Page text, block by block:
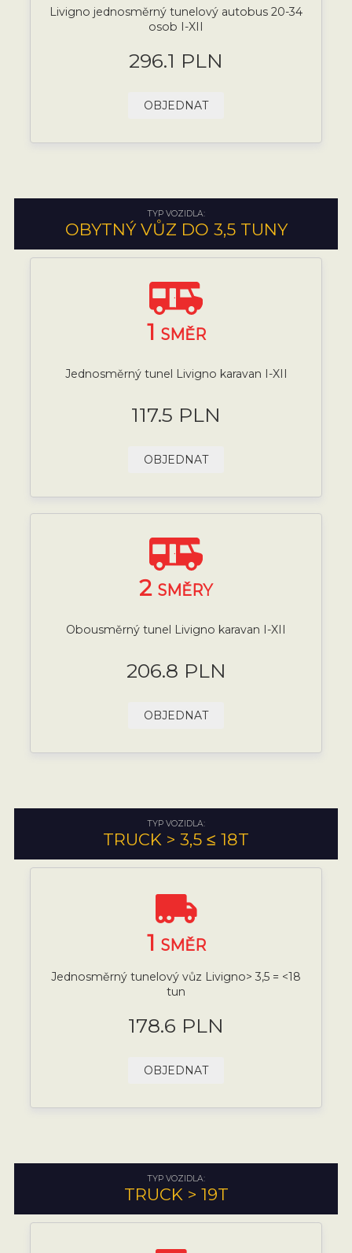
Livigno jednosměrný tunelový autobus 20-34
osob I-XII
296.1 PLN
OBJEDNAT
TYP VOZIDLA:
OBYTNÝ VŮZ DO 3,5 TUNY
1 SMĚR
Jednosměrný tunel Livigno karavan I-XII
117.5 PLN
OBJEDNAT
2 SMĚRY
Obousměrný tunel Livigno karavan I-XII
206.8 PLN
OBJEDNAT
TYP VOZIDLA:
TRUCK > 3,5 ≤ 18T
1 SMĚR
Jednosměrný tunelový vůz Livigno> 3,5 = <18
tun
178.6 PLN
OBJEDNAT
TYP VOZIDLA:
TRUCK > 19T